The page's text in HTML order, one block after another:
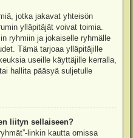
jotka jakavat yhteisön
ylläpitäjät voivat toimia.
ryhmiin ja jokaiselle ryhmälle
Tämä tarjoaa ylläpitäjille
useille käyttäjille kerralla,
hallita pääsyä suljetulle
liityn sellaiseen?
linkin kautta omissa